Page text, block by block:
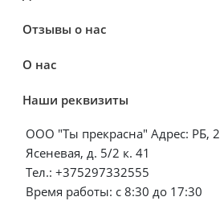
Отзывы о нас
О нас
Наши реквизиты
ООО "Ты прекрасна" Адрес: РБ,
Ясеневая, д. 5/2 к. 41
Тел.: +375297332555
Время работы: с 8:30 до 17:30